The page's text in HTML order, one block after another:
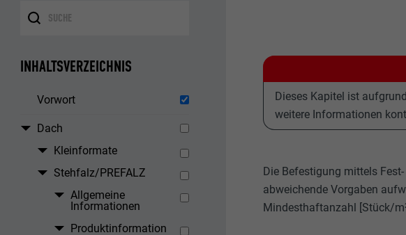
INHALTSVERZEICHNIS
Vorwort
Dach
Kleinformate
Stehfalz/PREFALZ
Allgemeine
Informationen
Produktinformation
Dieses Kapitel ist
weitere Informationen
Die Befestigung mittels
abweichende Vorgaben
Mindesthaftanzahl [Stück/